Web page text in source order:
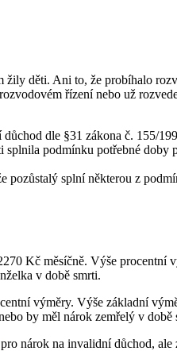
děti. Ani to, že probíhalo
řízení nebo už
dle §31 zákona č. 155/
podmínku potřebné
splní některou z
Kč měsíčně. Výše procentní
v době smrti.
výměry. Výše základní
by měl nárok zemřelý v době
nárok na invalidní důchod, ale